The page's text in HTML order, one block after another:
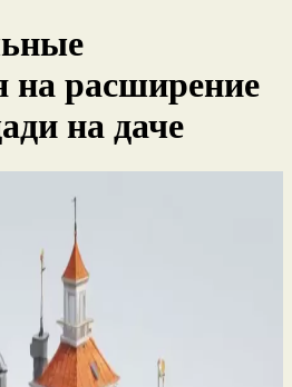
на расширение
на даче